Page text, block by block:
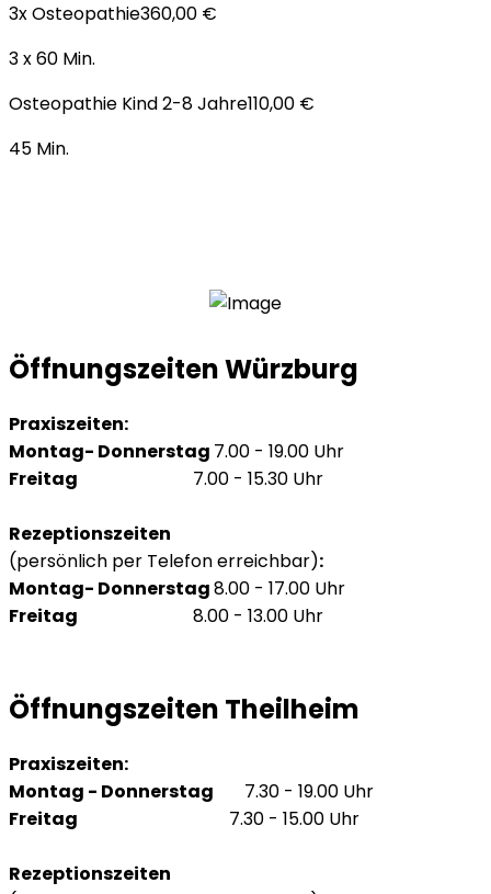
3x Osteopathie360,00 €
3 x 60 Min.
Osteopathie Kind 2-8 Jahre110,00 €
45 Min.
Öffnungszeiten Würzburg
Praxiszeiten:
Montag- Donnerstag 7.00 - 19.00 Uhr
Freitag 7.00 - 15.30 Uhr
Rezeptionszeiten
(persönlich per Telefon erreichbar):
Montag- Donnerstag8.00 - 17.00 Uhr
Freitag 8.00 - 13.00 Uhr
Öffnungszeiten Theilheim
Praxiszeiten:
Montag - Donnerstag 7.30 - 19.00 Uhr
Freitag
7.30 - 15.00 Uhr
Rezeptionszeiten